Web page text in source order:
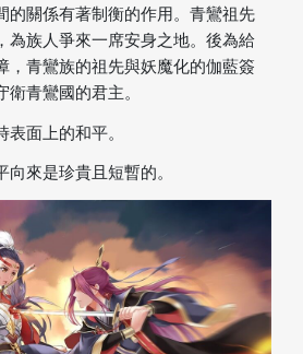
的關係有著制衡的作用。青鸞祖先
為族人爭來一席安身之地。後為給
，青鸞族的祖先與妖魔化的伽藍簽
青鸞國的君主。
面上的和平。
來是珍貴且短暫的。